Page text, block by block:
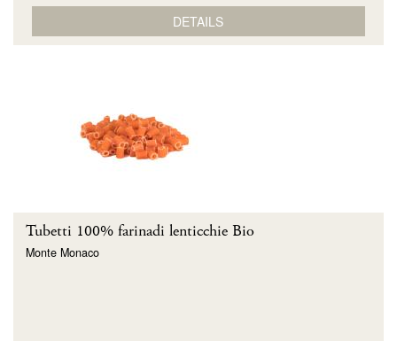
DETAILS
Tubetti 100% farinadi lenticchie Bio
Monte Monaco